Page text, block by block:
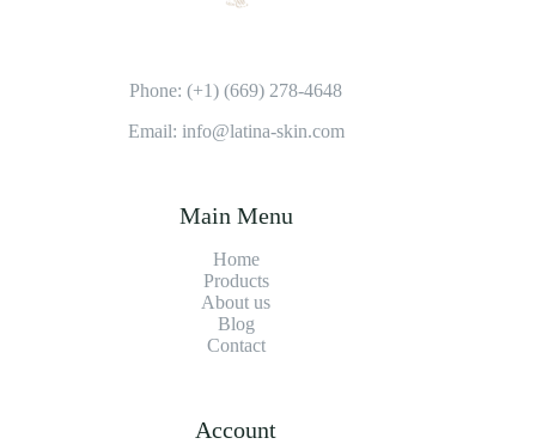
Phone: (+1) (669) 278-4648
Email: info@latina-skin.com
Main Menu
Home
Products
About us
Blog
Contact
Account